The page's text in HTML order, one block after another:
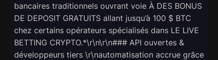
bancaires traditionnels ouvrant voie À DES BONUS
DE DEPOSIT GRATUITS allant jusqu’à 100 $ BTC
chez certains opérateurs spécialisés dans LE LIVE
BETTING CRYPTO.*\r\n\r\n### API ouvertes &
développeurs tiers \r\nautomatisation accrue grâce